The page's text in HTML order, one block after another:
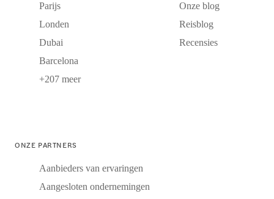
Parijs
Londen
Dubai
Barcelona
+207 meer
Onze blog
Reisblog
Recensies
ONZE PARTNERS
Aanbieders van ervaringen
Aangesloten ondernemingen